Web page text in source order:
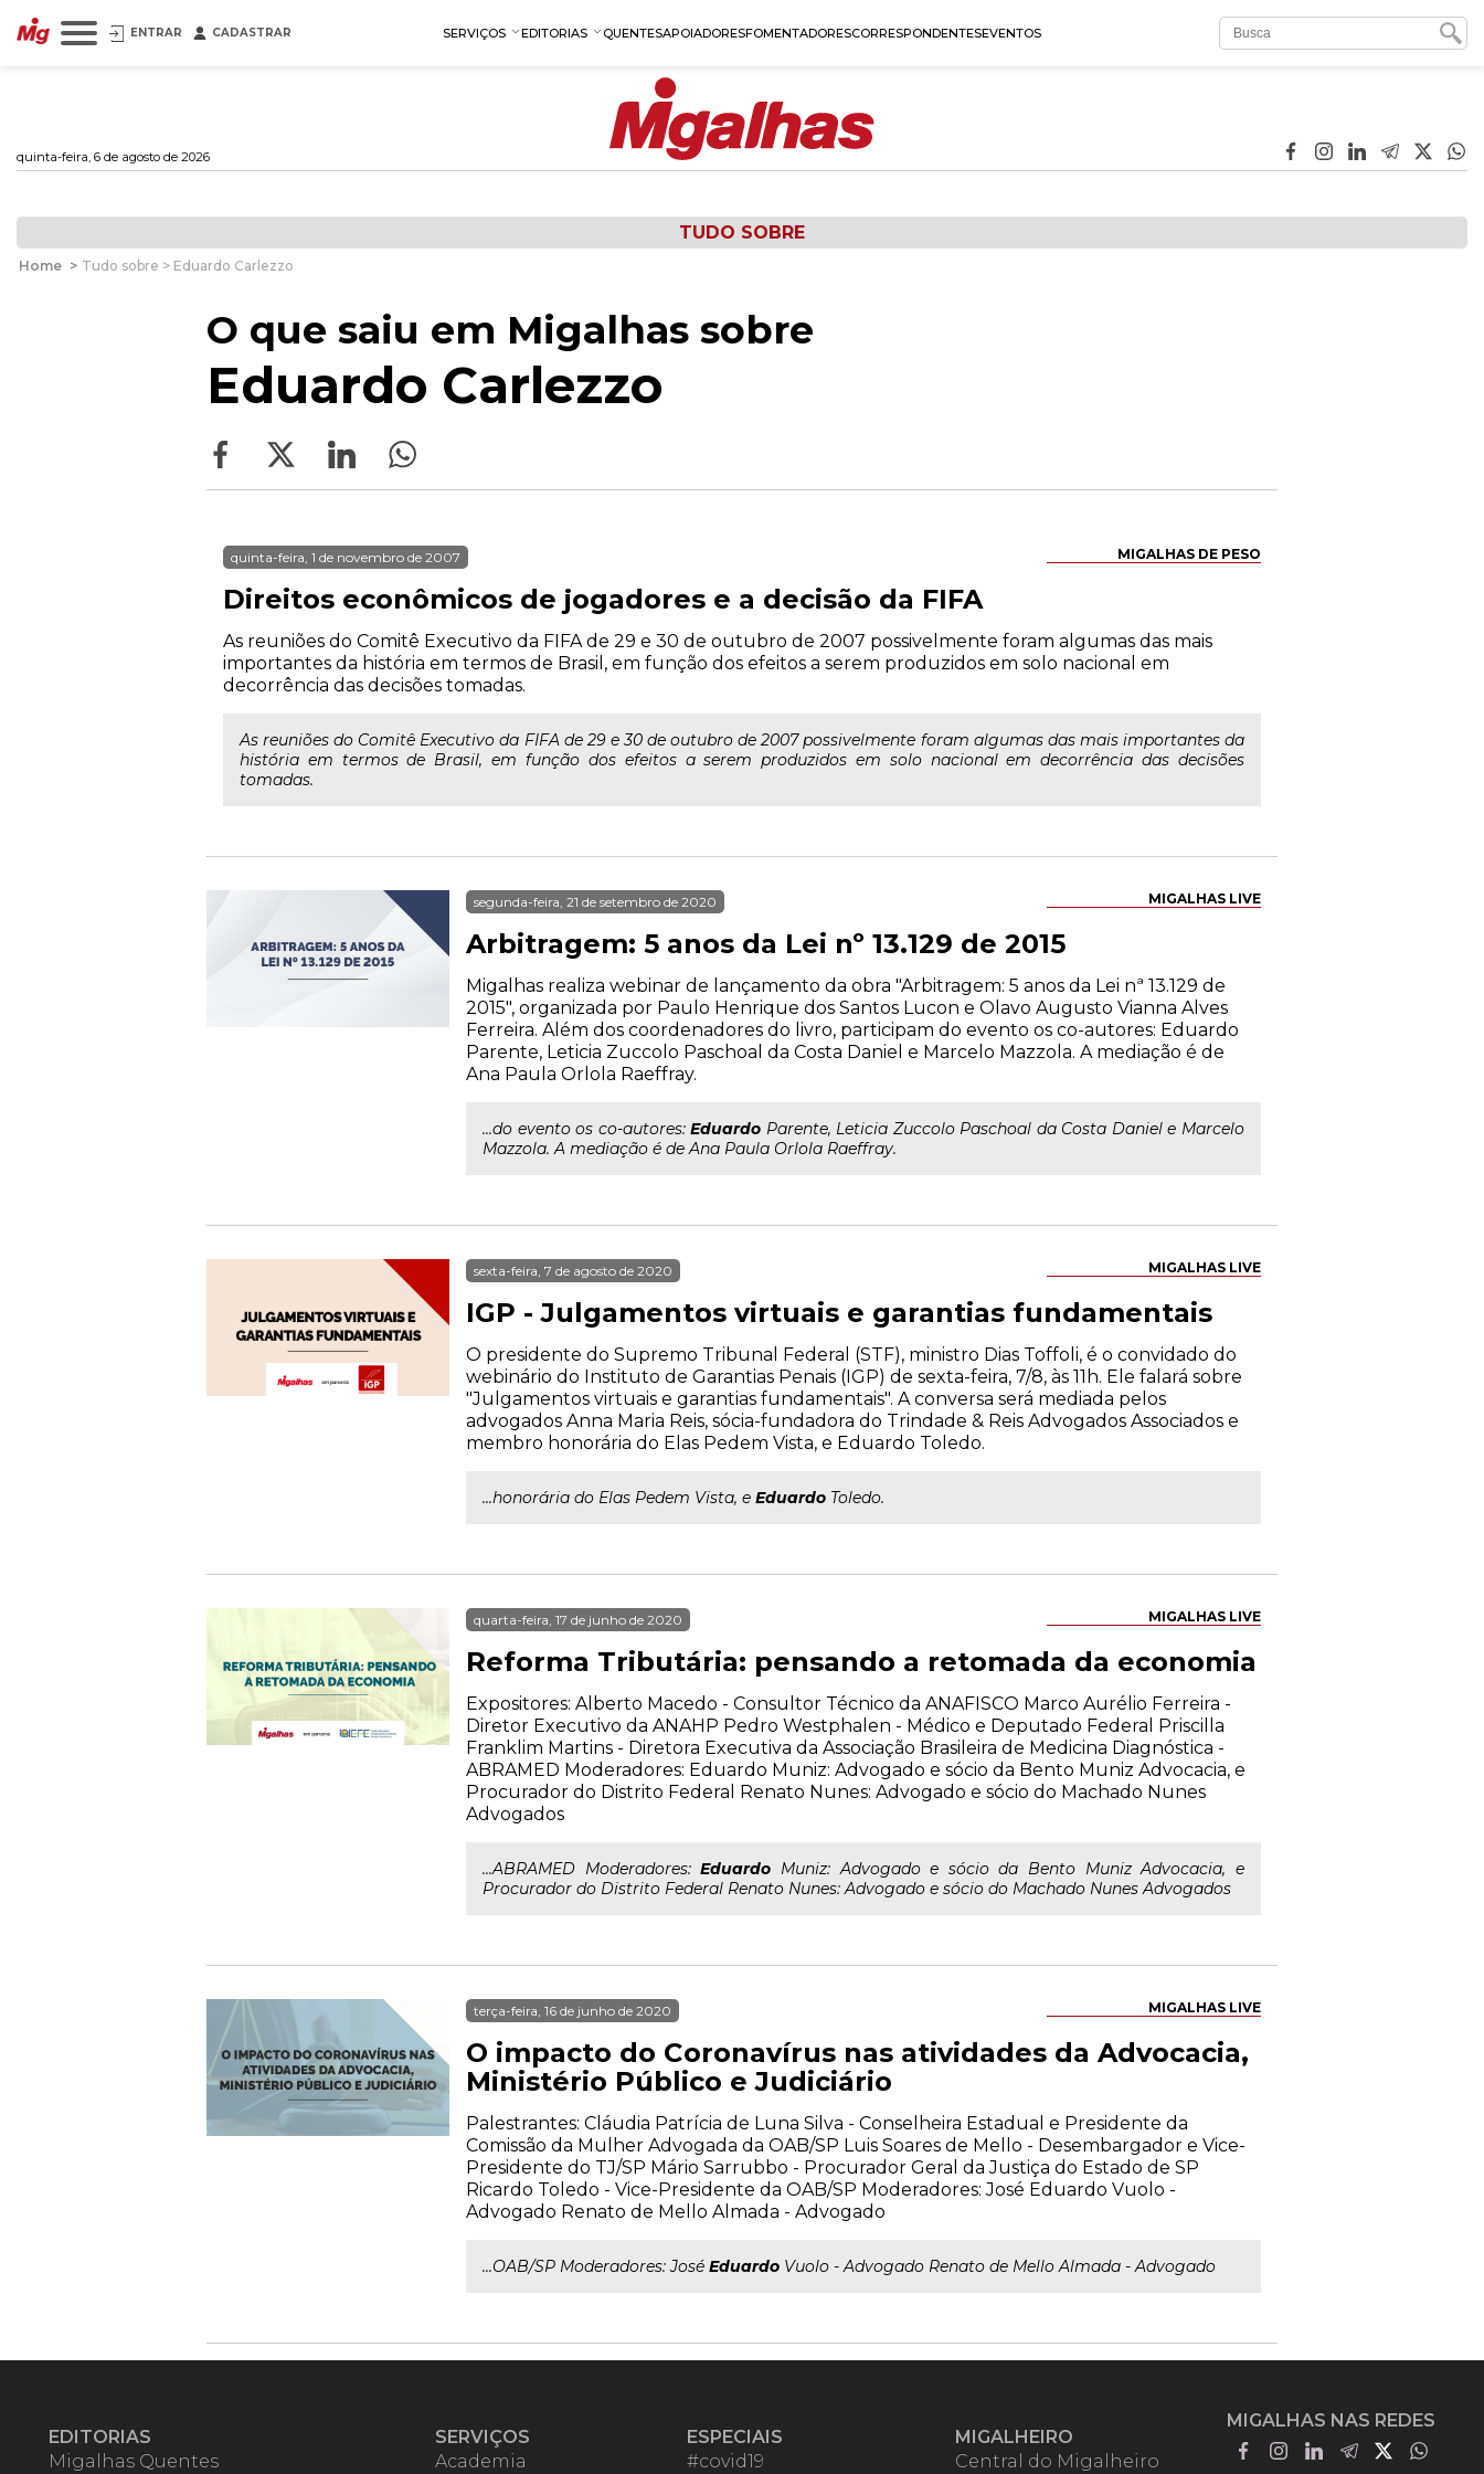
ENTRAR CADASTRAR SERVIÇOS EDITORIAS QUENTESAPOIADORESFOMENTADORESCORRESPONDENTESEVENTOS
quinta-feira, 6 de agosto de 2026
TUDO SOBRE
Home > Tudo sobre > Eduardo Carlezzo
O que saiu em Migalhas sobre
Eduardo Carlezzo
MIGALHAS DE PESO
quinta-feira, 1 de novembro de 2007
Direitos econômicos de jogadores e a decisão da FIFA
As reuniões do Comitê Executivo da FIFA de 29 e 30 de outubro de 2007 possivelmente foram algumas das mais
importantes da história em termos de Brasil, em função dos efeitos a serem produzidos em solo nacional em
decorrência das decisões tomadas.
As reuniões do Comitê Executivo da FIFA de 29 e 30 de outubro de 2007 possivelmente foram algumas das mais importantes da
história em termos de Brasil, em função dos efeitos a serem produzidos em solo nacional em decorrência das decisões
tomadas.
MIGALHAS LIVE
segunda-feira, 21 de setembro de 2020
Arbitragem: 5 anos da Lei nº 13.129 de 2015
Migalhas realiza webinar de lançamento da obra "Arbitragem: 5 anos da Lei nª 13.129 de
2015", organizada por Paulo Henrique dos Santos Lucon e Olavo Augusto Vianna Alves
Ferreira. Além dos coordenadores do livro, participam do evento os co-autores: Eduardo
Parente, Leticia Zuccolo Paschoal da Costa Daniel e Marcelo Mazzola. A mediação é de
Ana Paula Orlola Raeffray.
...do evento os co-autores:Eduardo Parente, Leticia Zuccolo Paschoal da Costa Daniel e Marcelo
Mazzola. A mediação é de Ana Paula Orlola Raeffray.
MIGALHAS LIVE
sexta-feira, 7 de agosto de 2020
IGP - Julgamentos virtuais e garantias fundamentais
O presidente do Supremo Tribunal Federal (STF), ministro Dias Toffoli, é o convidado do
webinário do Instituto de Garantias Penais (IGP) de sexta-feira, 7/8, às 11h. Ele falará sobre
"Julgamentos virtuais e garantias fundamentais". A conversa será mediada pelos
advogados Anna Maria Reis, sócia-fundadora do Trindade & Reis Advogados Associados e
membro honorária do Elas Pedem Vista, e Eduardo Toledo.
...honorária do Elas Pedem Vista, e Eduardo Toledo.
MIGALHAS LIVE
quarta-feira, 17 de junho de 2020
Reforma Tributária: pensando a retomada da economia
Expositores: Alberto Macedo - Consultor Técnico da ANAFISCO Marco Aurélio Ferreira -
Diretor Executivo da ANAHP Pedro Westphalen - Médico e Deputado Federal Priscilla
Franklim Martins - Diretora Executiva da Associação Brasileira de Medicina Diagnóstica -
ABRAMED Moderadores: Eduardo Muniz: Advogado e sócio da Bento Muniz Advocacia, e
Procurador do Distrito Federal Renato Nunes: Advogado e sócio do Machado Nunes
Advogados
...ABRAMED Moderadores:Eduardo Muniz: Advogado e sócio da Bento Muniz Advocacia, e
Procurador do Distrito Federal Renato Nunes: Advogado e sócio do Machado Nunes Advogados
MIGALHAS LIVE
terça-feira, 16 de junho de 2020
O impacto do Coronavírus nas atividades da Advocacia,
Ministério Público e Judiciário
Palestrantes: Cláudia Patrícia de Luna Silva - Conselheira Estadual e Presidente da
Comissão da Mulher Advogada da OAB/SP Luis Soares de Mello - Desembargador e Vice-
Presidente do TJ/SP Mário Sarrubbo - Procurador Geral da Justiça do Estado de SP
Ricardo Toledo - Vice-Presidente da OAB/SP Moderadores: José Eduardo Vuolo -
Advogado Renato de Mello Almada - Advogado
...OAB/SP Moderadores: José Eduardo Vuolo - Advogado Renato de Mello Almada - Advogado
EDITORIAS
Migalhas Quentes
SERVIÇOS
Academia
ESPECIAIS
#covid19
MIGALHEIRO
Central do Migalheiro
MIGALHAS NAS REDES